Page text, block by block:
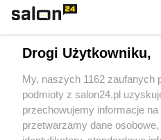
Sport
Społeczeństwo
Drogi Użytkowniku,
My, naszych 1162 zaufanych
podmioty z salon24.pl
przechowujemy informacje
przetwarzamy dane